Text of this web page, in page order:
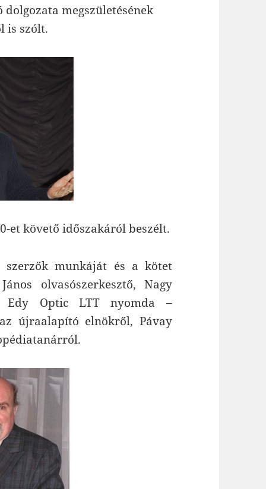
megszületésének
is szólt.
et követő időszakáról beszélt.
szerzők munkáját és a kötet
olvasószerkesztő, Nagy
Edy Optic LTT nyomda –
újraalapító elnökről, Pávay